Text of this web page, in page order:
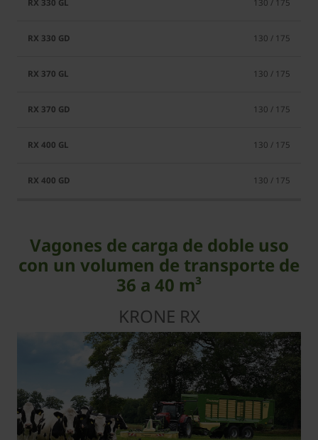
130 / 175
130 / 175
130 / 175
130 / 175
130 / 175
130 / 175
Vagones de carga de doble uso
con un volumen de transporte de
36 a 40 m³
KRONE RX